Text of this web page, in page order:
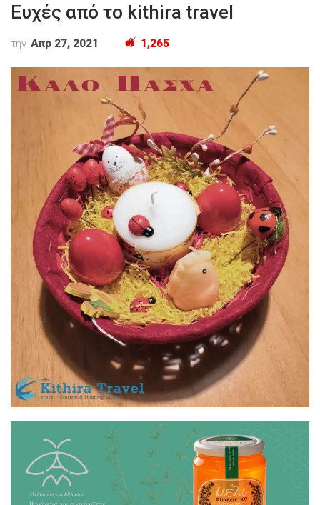
Ευχές από το kithira travel
την Απρ 27, 2021 1,265